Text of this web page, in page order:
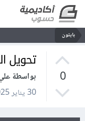
بايثون
0
تحويل
بواسطة
30 يناير 2025